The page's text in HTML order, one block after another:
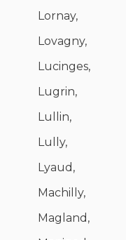
Lornay,
Lovagny,
Lucinges,
Lugrin,
Lullin,
Lully,
Lyaud,
Machilly,
Magland,